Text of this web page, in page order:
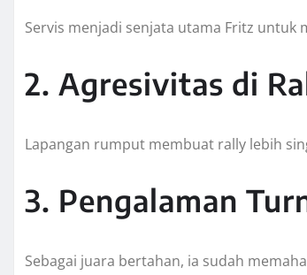
Servis menjadi senjata utama Fritz untuk
2. Agresivitas di
Lapangan rumput membuat rally lebih
3. Pengalaman
Sebagai juara bertahan, ia sudah